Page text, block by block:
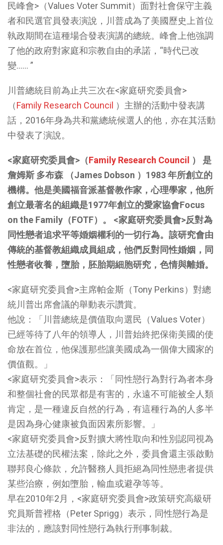
民峰會>（Values Voter Summit）面對社會保守主義
者和民選官員發表演說，川普成為了美國歷史上首位
執政期間在這種場合發表演講的總統。峰會上他強調
了他的政府對家庭和宗教自由的承諾，“時代已改
變…… ”
川普總統目前為止共三次在<家庭研究委員會>
（Family Research Council ）主辦的活動中發表講
話，2016年身為共和黨總統候選人的他，亦在其活動
中發表了演說。
<家庭研究委員會>（Family Research Council ） 是
詹姆斯 多布森 （James Dobson ）1983 年所創立的
機構。他是美國福音派基督教作家，心理學家，他所
創立最著名的組織是1977年創立的愛家協會Focus
on the Family（FOTF）。
<家庭研究委員會>反對為
同性戀者追求平等婚姻權利的一切行為。該研究會由
傳統的基督教組織成員組成，他們反對同性婚姻，同
性戀者收養，墮胎，胚胎期細胞研究，色情與離婚。
<家庭研究委員會>主席帕金斯（Tony Perkins）對總
統川普出席會議的舉動表示讚賞。
他說：「川普總統是價值取向選民（Values Voter）
已經等待了八年的領導人，川普始終把保衛美國的使
命放在首位，他保護那些讓美國成為一個偉大國家的
價值觀。」
<家庭研究委員會>表示：「同性戀行為對行為者本身
和整個社會的民眾都是有害的，永遠不可能被全人類
肯定，是一種違反自然的行為，有這種行為的人多半
是因為身心健康被負面因素所影響。」
<家庭研究委員會>反對擴大將性取向和性別認同視為
立法基礎的民權法案，除此之外，委員會還主張啟動
聯邦良心條款，允許醫務人員拒絕為同性戀患者提供
某些治療，例如墮胎，輸血或避孕等等。
早在2010年2月，<家庭研究委員會>政策研究高級研
究員斯普裡格（Peter Sprigg）表示，同性戀行為是
非法的，應該對同性戀行為執行刑事制裁。